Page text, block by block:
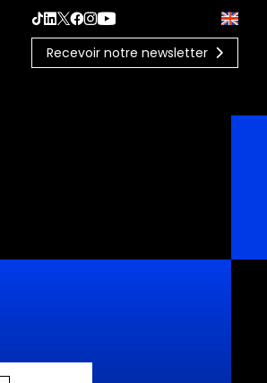
Recevoir notre newsletter